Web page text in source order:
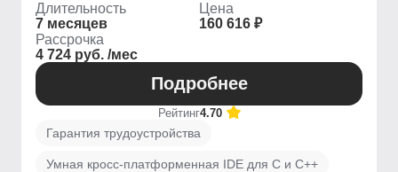
Длительность
7 месяцев
Цена
160 616 ₽
Рассрочка
4 724 руб. /мес
Подробнее
Рейтинг4.70
Гарантия трудоустройства
Умная кросс-платформенная IDE для C и C++